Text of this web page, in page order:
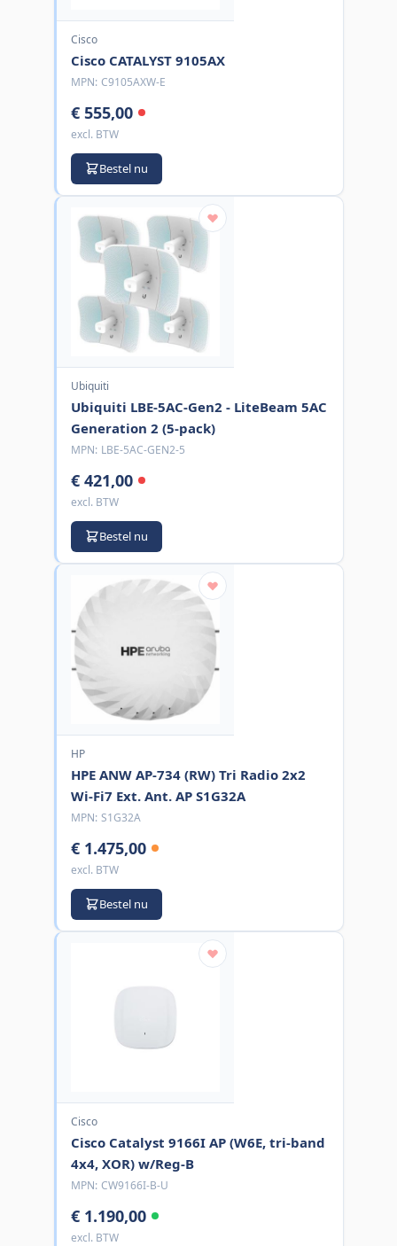
Cisco
Cisco CATALYST 9105AX
MPN: C9105AXW-E
€ 555,00
excl. BTW
Bestel nu
Ubiquiti
Ubiquiti LBE-5AC-Gen2 - LiteBeam 5AC
Generation 2 (5-pack)
MPN: LBE-5AC-GEN2-5
€ 421,00
excl. BTW
Bestel nu
HP
HPE ANW AP-734 (RW) Tri Radio 2x2
Wi-Fi7 Ext. Ant. AP S1G32A
MPN: S1G32A
€ 1.475,00
excl. BTW
Bestel nu
Cisco
Cisco Catalyst 9166I AP (W6E, tri-band
4x4, XOR) w/Reg-B
MPN: CW9166I-B-U
€ 1.190,00
excl. BTW